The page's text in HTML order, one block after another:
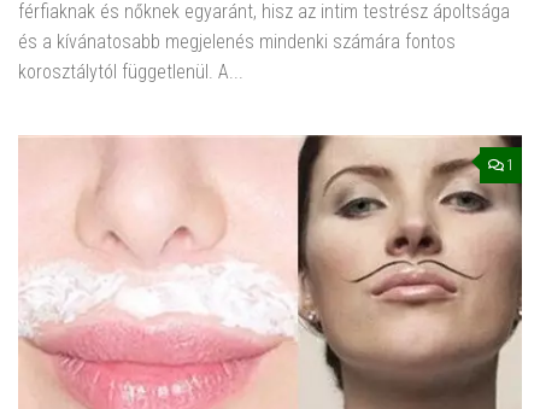
férfiaknak és nőknek egyaránt, hisz az intim testrész ápoltsága
és a kívánatosabb megjelenés mindenki számára fontos
korosztálytól függetlenül. A...
1